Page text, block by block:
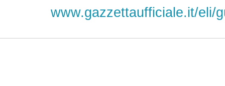
www.gazzettaufficiale.it/eli/